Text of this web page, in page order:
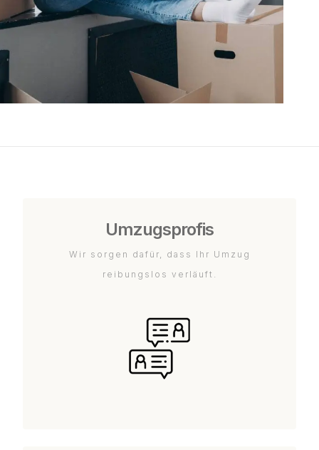
Umzugsprofis
Wir sorgen dafür, dass Ihr Umzug
reibungslos verläuft.